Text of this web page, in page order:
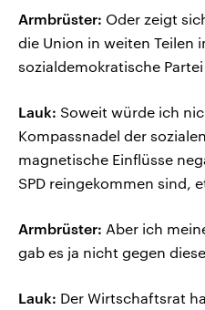
Armbrüster: Oder zeigt
die Union in weiten Teilen
sozialdemokratische Partei
Lauk: Soweit würde ich
Kompassnadel der
magnetische Einflüsse
SPD reingekommen sind,
Armbrüster: Aber ich
gab es ja nicht gegen
Lauk: Der Wirtschaftsrat